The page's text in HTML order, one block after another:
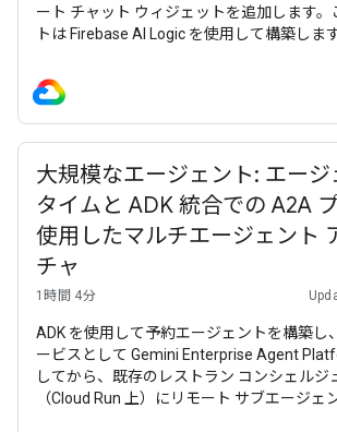
ート チャット ウィジェットを追加します。
トは Firebase AI Logic を使用して構築しま
をコンテキストとして動的に使用するサー
プト テンプレート（ product-agent ）を構
ても説明します。 この
大規模なエージェント: エー
タイムと ADK 統合での A2A
使用したマルチエージェント
チャ
1時間 4分
ADK を使用して予約エージェントを構築し
ービスとして Gemini Enterprise Agent
してから、既存のレストラン コンシェルジ
（Cloud Run 上）にリモート サブエージェ